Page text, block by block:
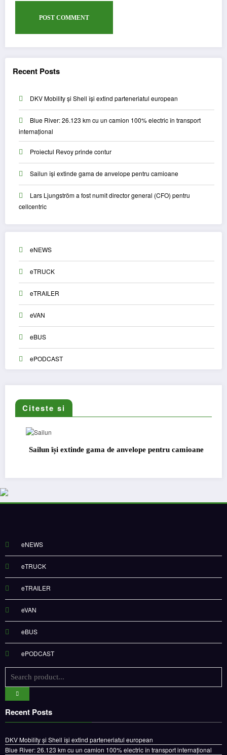
Recent Posts
DKV Mobility și Shell își extind parteneriatul european
Blue River: 26.123 km cu un camion 100% electric în transport
internațional
Proiectul Revoy prinde contur
Sailun își extinde gama de anvelope pentru camioane
Lars Ljungström a fost numit director general (CFO) pentru
cellcentric
eNEWS
eTRUCK
eTRAILER
eVAN
eBUS
ePODCAST
Citeste si
Sailun își extinde gama de anvelope pentru camioane
eNEWS
eTRUCK
eTRAILER
eVAN
eBUS
ePODCAST
Recent Posts
DKV Mobility și Shell își extind parteneriatul european
Blue River: 26.123 km cu un camion 100% electric în transport internațional